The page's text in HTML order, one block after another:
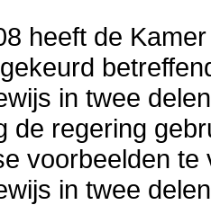
heeft de
in twee
de regering
voorbeelden
in twee